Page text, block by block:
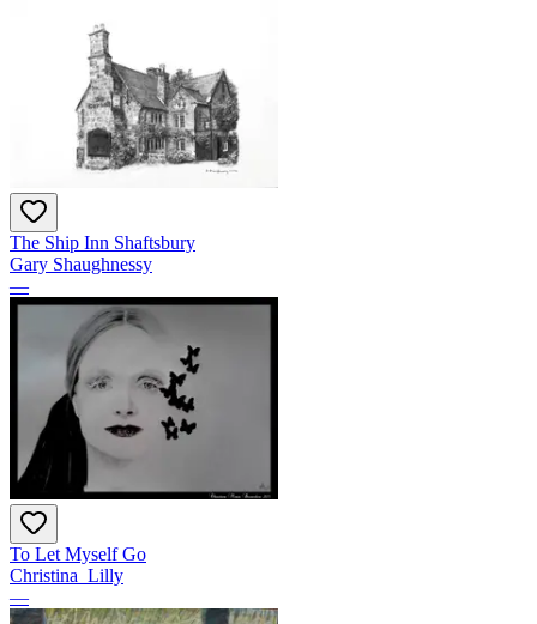
The Ship Inn Shaftsbury
Gary Shaughnessy
—
To Let Myself Go
Christina_Lilly
—